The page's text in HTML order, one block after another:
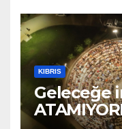
KIBRIS
Geleceğe